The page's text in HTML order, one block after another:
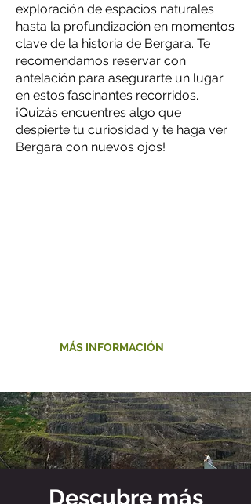
exploración de espacios naturales
hasta la profundización en momentos
clave de la historia de Bergara. Te
recomendamos reservar con
antelación para asegurarte un lugar
en estos fascinantes recorridos.
¡Quizás encuentres algo que
despierte tu curiosidad y te haga ver
Bergara con nuevos ojos!
MÁS INFORMACIÓN
Descubre más